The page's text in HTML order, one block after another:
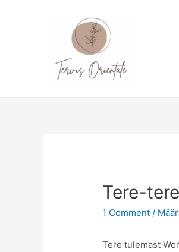
Tere-
1 Comment /
Tere tulemast